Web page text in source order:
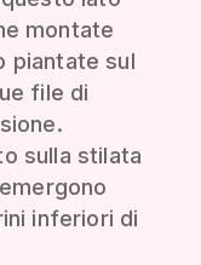
montate
piantate sul
file di
sulla stilata
inferiori di